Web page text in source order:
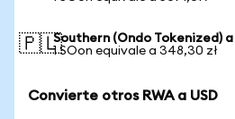
🇵🇱Southern (Ondo Tokenized)
1 SOon equivale a 348,30 zł
Convierte otros RWA a USD